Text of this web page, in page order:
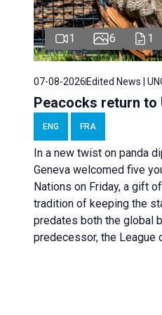
1 6 1
07-08-2026Edited News |
Peacocks return to
ENG FRA
In a new twist on panda
Geneva welcomed five
Nations on Friday, a gift
tradition of keeping the
predates both the global
predecessor, the League